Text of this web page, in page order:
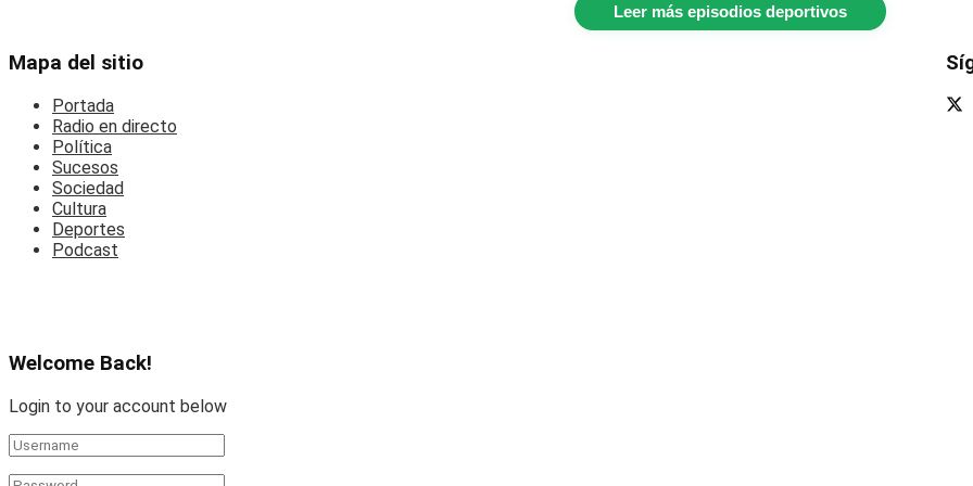
Leer más episodios deportivos
Mapa del sitio
Portada
Radio en directo
Política
Sucesos
Sociedad
Cultura
Deportes
Podcast
Welcome Back!
Login to your account below